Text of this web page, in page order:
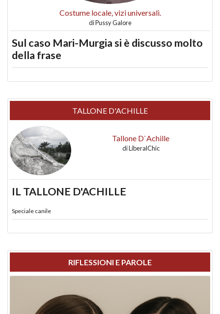
Costume locale, vizi universali.
diPussy Galore
Sul caso Mari-Murgia si è discusso molto
della frase
TALLONE D'ACHILLE
Tallone D`Achille
diLiberalChic
IL TALLONE D'ACHILLE
Speciale canile
RIFLESSIONI E PAROLE